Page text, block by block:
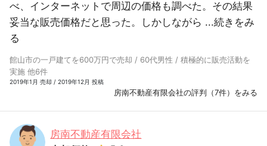
べ、インターネットで周辺の価格も調べた。その結果
妥当な販売価格だと思った。しかしながら ...続きをみ
る
館山市の一戸建てを600万円で売却 / 60代男性 / 積極的に販売活動を
実施 他6件
2019年1月 売却 / 2019年12月 投稿
房南不動産有限会社の評判（7件）をみる
房南不動産有限会社